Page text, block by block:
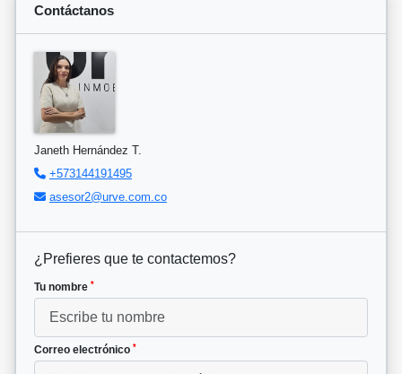
Contáctanos
Janeth Hernández T.
+573144191495
asesor2@urve.com.co
¿Prefieres que te contactemos?
Tu nombre *
Correo electrónico *